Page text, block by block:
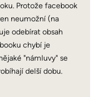
Protože facebook
neumožní (na
odebírat obsah
chybí je
"námluvy" se
delší dobu.